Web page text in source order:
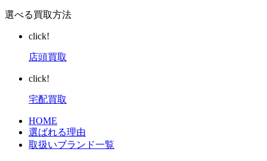
選べる買取方法
click!
店頭買取
click!
宅配買取
HOME
選ばれる理由
取扱いブランド一覧